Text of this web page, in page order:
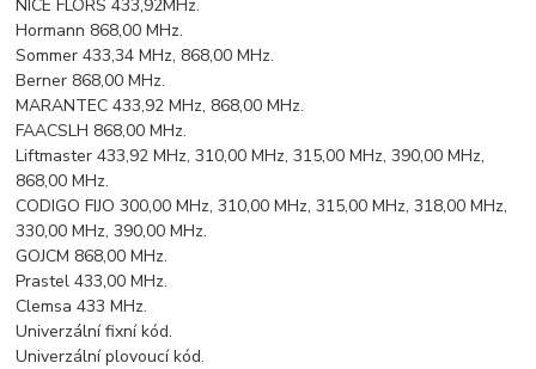
NICE FLORS 433,92MHz.
Hormann 868,00 MHz.
Sommer 433,34 MHz, 868,00 MHz.
Berner 868,00 MHz.
MARANTEC 433,92 MHz, 868,00 MHz.
FAACSLH 868,00 MHz.
Liftmaster 433,92 MHz, 310,00 MHz, 315,00 MHz, 390,00 MHz,
868,00 MHz.
CODIGO FIJO 300,00 MHz, 310,00 MHz, 315,00 MHz, 318,00 MHz,
330,00 MHz, 390,00 MHz.
GOJCM 868,00 MHz.
Prastel 433,00 MHz.
Clemsa 433 MHz.
Univerzální fixní kód.
Univerzální plovoucí kód.